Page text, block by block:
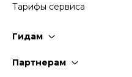
Тарифы сервиса
Гидам
Партнерам